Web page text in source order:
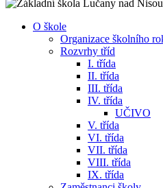
O škole
Organizace školního
Rozvrhy tříd
I. třída
II. třída
III. třída
IV. třída
UČIVO
V. třída
VI. třída
VII. třída
VIII. třída
IX. třída